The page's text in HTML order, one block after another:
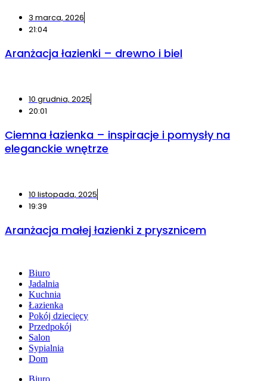
3 marca, 2026
21:04
Aranżacja łazienki – drewno i biel
10 grudnia, 2025
20:01
Ciemna łazienka – inspiracje i pomysły na
eleganckie wnętrze
10 listopada, 2025
19:39
Aranżacja małej łazienki z prysznicem
Biuro
Jadalnia
Kuchnia
Łazienka
Pokój dziecięcy
Przedpokój
Salon
Sypialnia
Dom